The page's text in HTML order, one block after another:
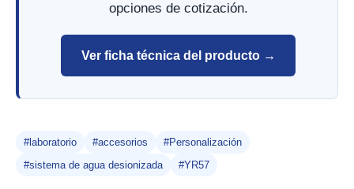
opciones de cotización.
Ver ficha técnica del producto →
#laboratorio #accesorios
#Personalización
#sistema de agua desionizada
#YR57